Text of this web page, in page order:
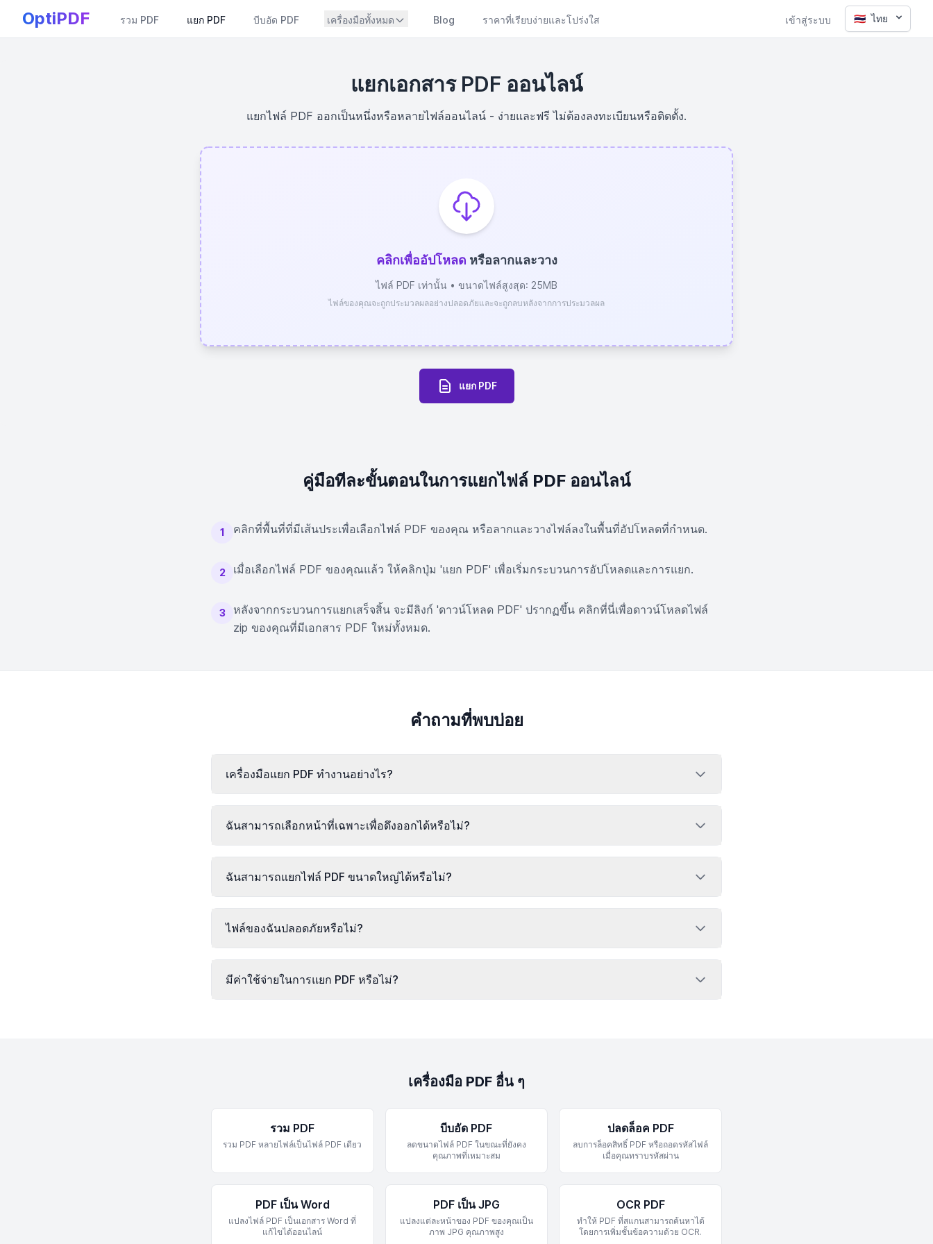
OptiPDF รวม PDF แยก PDF บีบอัด PDF เครื่องมือทั้งหมด Blog ราคาที่เรียบง่ายและโปร่งใส เข้าสู่ระบบ 🇹🇭 ไทย
แยกเอกสาร PDF ออนไลน์
แยกไฟล์ PDF ออกเป็นหนึ่งหรือหลายไฟล์ออนไลน์ - ง่ายและฟรี ไม่ต้องลงทะเบียนหรือติดตั้ง.
คลิกเพื่ออัปโหลด หรือลากและวาง
ไฟล์ PDF เท่านั้น • ขนาดไฟล์สูงสุด: 25MB
ไฟล์ของคุณจะถูกประมวลผลอย่างปลอดภัยและจะถูกลบหลังจากการประมวลผล
แยก PDF
คู่มือทีละขั้นตอนในการแยกไฟล์ PDF ออนไลน์
1 คลิกที่พื้นที่ที่มีเส้นประเพื่อเลือกไฟล์ PDF ของคุณ หรือลากและวางไฟล์ลงในพื้นที่อัปโหลดที่กำหนด.
2 เมื่อเลือกไฟล์ PDF ของคุณแล้ว ให้คลิกปุ่ม 'แยก PDF' เพื่อเริ่มกระบวนการอัปโหลดและการแยก.
3
หลังจากกระบวนการแยกเสร็จสิ้น จะมีลิงก์ 'ดาวน์โหลด PDF' ปรากฏขึ้น คลิกที่นี่เพื่อดาวน์โหลดไฟล์
zip ของคุณที่มีเอกสาร PDF ใหม่ทั้งหมด.
คำถามที่พบบ่อย
เครื่องมือแยก PDF ทำงานอย่างไร?
ฉันสามารถเลือกหน้าที่เฉพาะเพื่อดึงออกได้หรือไม่?
ฉันสามารถแยกไฟล์ PDF ขนาดใหญ่ได้หรือไม่?
ไฟล์ของฉันปลอดภัยหรือไม่?
มีค่าใช้จ่ายในการแยก PDF หรือไม่?
เครื่องมือ PDF อื่น ๆ
รวม PDF
รวม PDF หลายไฟล์เป็นไฟล์ PDF เดียว
บีบอัด PDF
ลดขนาดไฟล์ PDF ในขณะที่ยังคง
คุณภาพที่เหมาะสม
ปลดล็อค PDF
ลบการล็อคสิทธิ์ PDF หรือถอดรหัสไฟล์
เมื่อคุณทราบรหัสผ่าน
PDF เป็น Word
แปลงไฟล์ PDF เป็นเอกสาร Word ที่
แก้ไขได้ออนไลน์
PDF เป็น JPG
แปลงแต่ละหน้าของ PDF ของคุณเป็น
ภาพ JPG คุณภาพสูง
OCR PDF
ทำให้ PDF ที่สแกนสามารถค้นหาได้
โดยการเพิ่มชั้นข้อความด้วย OCR.